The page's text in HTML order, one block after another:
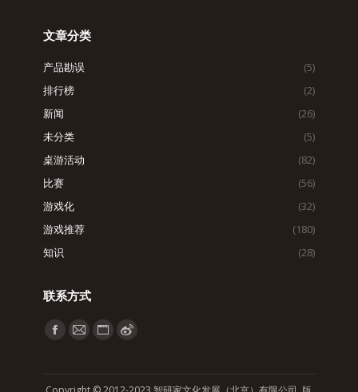
文章分类
产品勘误
(5)
排行榜
(2)
新闻
(26)
未分类
(5)
桌游活动
(82)
比赛
(56)
游戏化
(32)
游戏推荐
(180)
知识
(28)
联系方式
找到我们：
Facebook
Mail WebsiteWeibo